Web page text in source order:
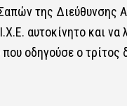
της Διεύθυνσης
αυτοκίνητο και
οδηγούσε ο